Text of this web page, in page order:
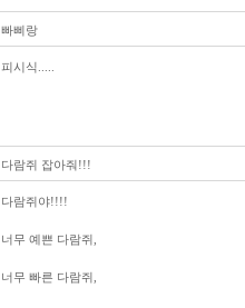
빠삐랑
피시식.....
다람쥐 잡아줘!!!
다람쥐야!!!!
너무 예쁜 다람쥐,
너무 빠른 다람쥐,